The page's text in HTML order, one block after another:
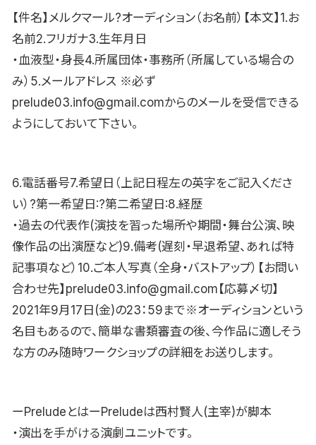
【件名】メルクマール?オーディション（お名前）【本文】1.お
名前2.フリガナ3.生年月日
・血液型・身長4.所属団体・事務所（所属している場合の
み）5.メールアドレス ※必ず
prelude03.info@gmail.comからのメールを受信できる
ようにしておいて下さい。
6.電話番号7.希望日（上記日程左の英字をご記入くださ
い）?第一希望日:?第二希望日:8.経歴
・過去の代表作(演技を習った場所や期間・舞台公演、映
像作品の出演歴など)9.備考(遅刻・早退希望、あれば特
記事項など）10.ご本人写真（全身・バストアップ）【お問い
合わせ先】prelude03.info@gmail.com【応募〆切】
2021年9月17日(金)の23：59まで※オーディションという
名目もあるので、簡単な書類審査の後、今作品に適しそう
な方のみ随時ワークショップの詳細をお送りします。
ーPreludeとはーPreludeは西村賢人(主宰)が脚本
・演出を手がける演劇ユニットです。